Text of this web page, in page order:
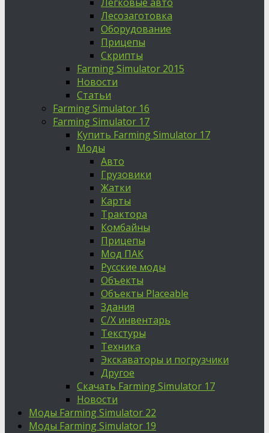
Лесозаготовка
Оборудование
Прицепы
Скрипты
Farming Simulator 2015
Новости
Статьи
Farming Simulator 16
Farming Simulator 17
Купить Farming Simulator 17
Моды
Авто
Грузовики
Жатки
Карты
Трактора
Комбайны
Прицепы
Мод ПАК
Русские моды
Объекты
Объекты Placeable
Здания
С/Х инвентарь
Текстуры
Техника
Экскаваторы и погрузчики
Другое
Скачать Farming Simulator 17
Новости
Моды Farming Simulator 22
Моды Farming Simulator 19